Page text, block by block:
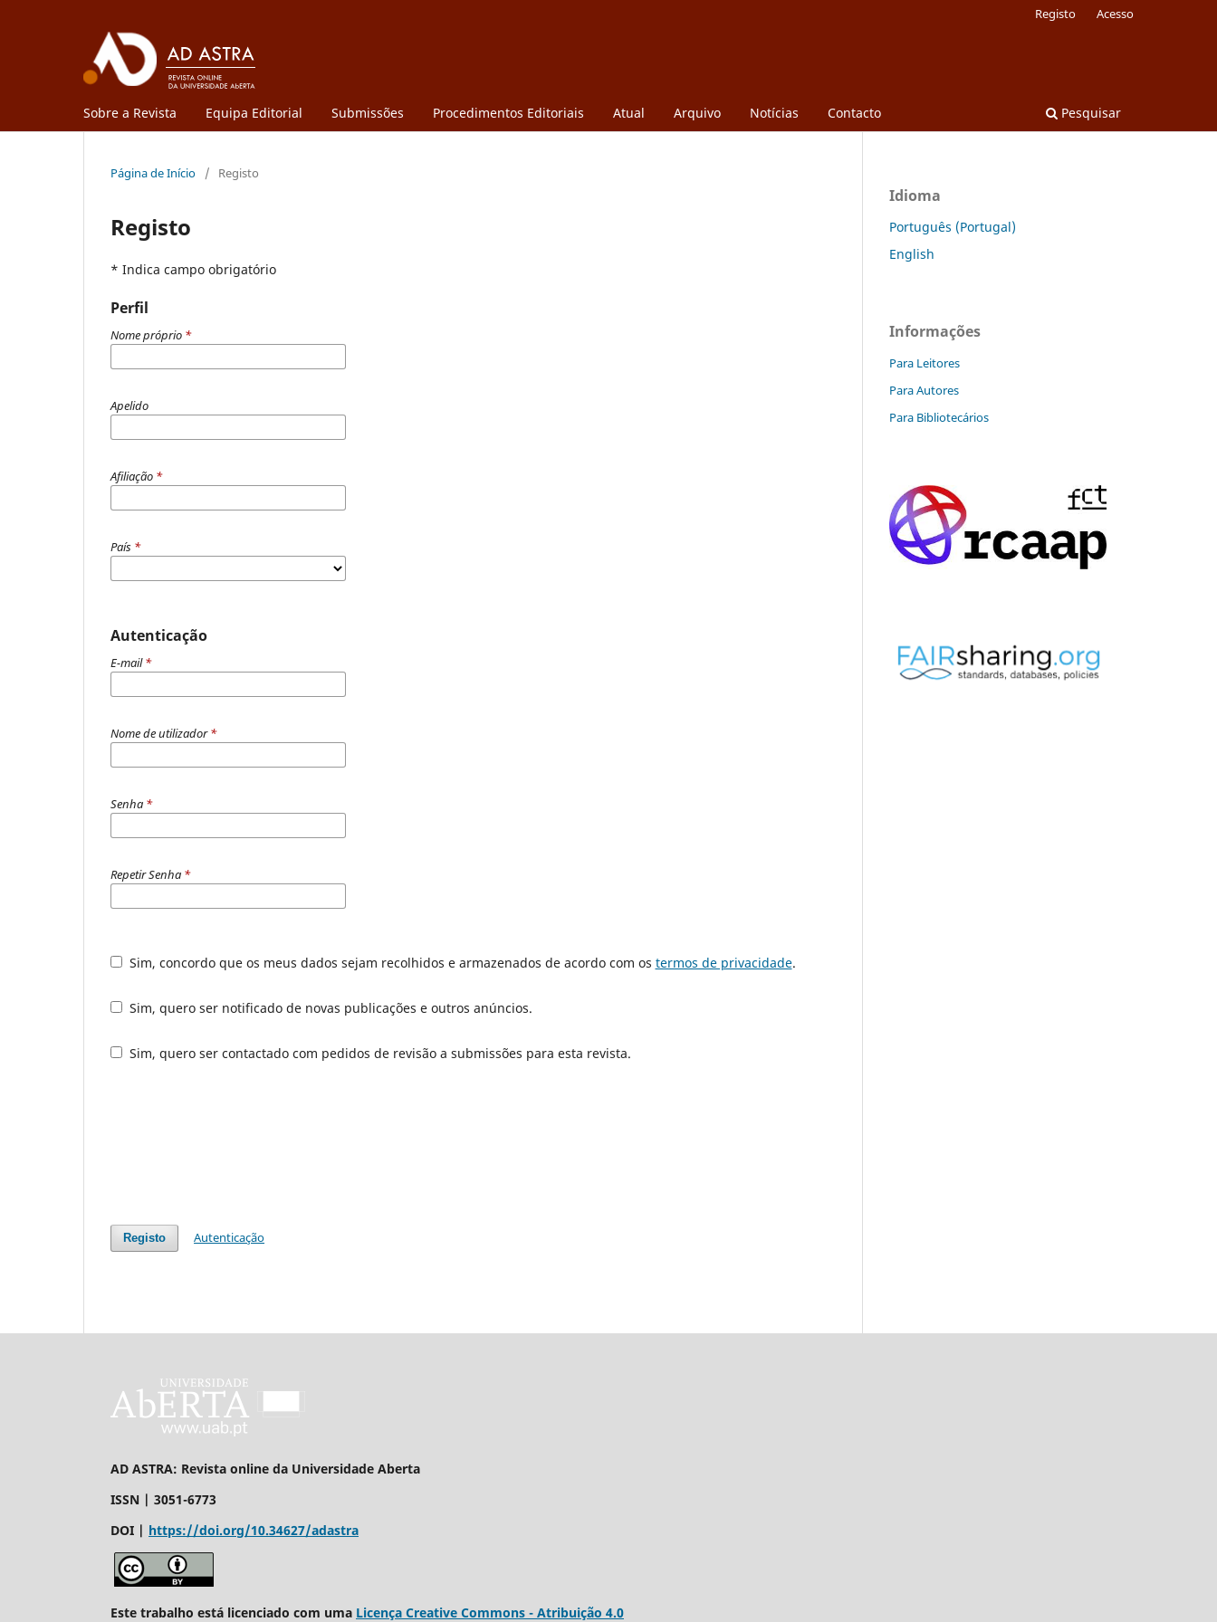
Sobre a Revista Equipa Editorial Submissões Procedimentos Editoriais Atual Arquivo Notícias Contacto Pesquisar
Registo Acesso
Página de Início / Registo
Registo
* Indica campo obrigatório
Perfil
Nome próprio *
Apelido
Afiliação *
País *
Autenticação
E-mail*
Nome de utilizador*
Senha *
Repetir Senha *
Sim, concordo que os meus dados sejam recolhidos e armazenados de acordo com os termos de privacidade.
Sim, quero ser notificado de novas publicações e outros anúncios.
Sim, quero ser contactado com pedidos de revisão a submissões para esta revista.
Registo Autenticação
Idioma
Português (Portugal)
English
Informações
Para Leitores
Para Autores
Para Bibliotecários
AD ASTRA: Revista online da Universidade Aberta
ISSN | 3051-6773
DOI | https://doi.org/10.34627/adastra
Este trabalho está licenciado com uma Licença Creative Commons - Atribuição 4.0